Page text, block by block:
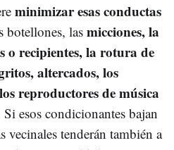
minimizar esas conductas
botellones, las micciones, la
o recipientes, la rotura de
altercados, los
reproductores de música
Si esos condicionantes bajan
vecinales tenderán también a